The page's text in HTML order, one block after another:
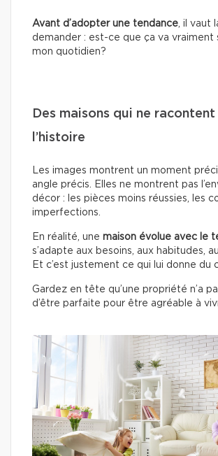
Avant d’adopter une tendance , il vaut
demander : est-ce que ça va vraiment
mon quotidien?
Des maisons qui ne
l’histoire
Les images montrent un moment
angle précis. Elles ne montrent pas
décor : les pièces moins réussies, les
imperfections.
En réalité, une maison évolue avec le
s’adapte aux besoins, aux habitudes,
Et c’est justement ce qui lui donne du
Gardez en tête qu’une propriété n’a
d’être parfaite pour être agréable à